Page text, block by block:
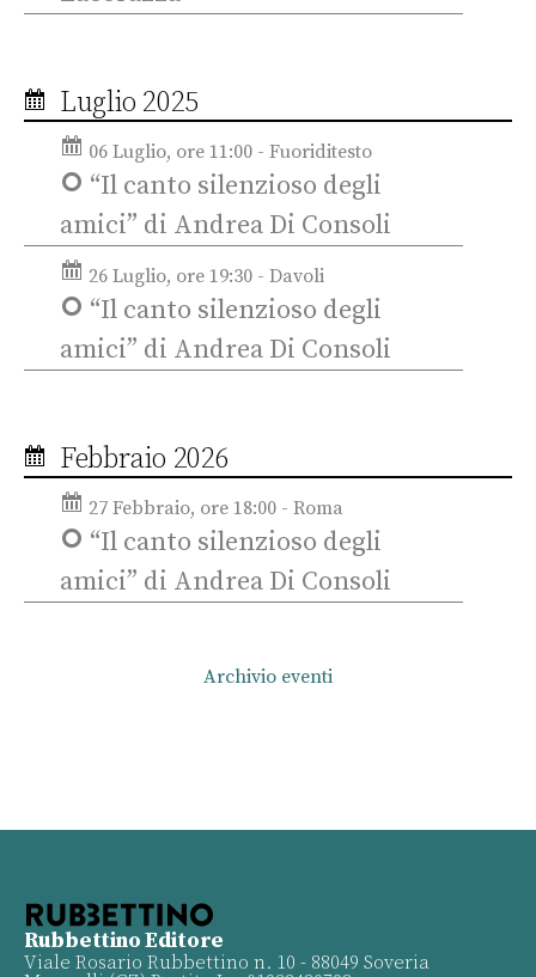
Luglio 2025
06 Luglio, ore 11:00 - Fuoriditesto
“Il canto silenzioso degli
amici” di Andrea Di Consoli
26 Luglio, ore 19:30 - Davoli
“Il canto silenzioso degli
amici” di Andrea Di Consoli
Febbraio 2026
27 Febbraio, ore 18:00 - Roma
“Il canto silenzioso degli
amici” di Andrea Di Consoli
Archivio eventi
Rubbettino Editore
Viale Rosario Rubbettino n. 10 - 88049 Soveria